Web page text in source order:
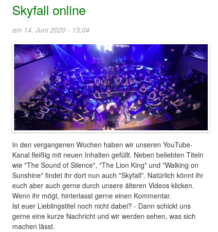
Skyfall online
am 14. Juni 2020 - 13:04
In den vergangenen Wochen haben wir unseren YouTube-
Kanal fleißig mit neuen Inhalten gefüllt. Neben beliebten Titeln
wie "The Sound of Silence", "The Lion King" und "Walking on
Sunshine" findet ihr dort nun auch "Skyfall". Natürlich könnt ihr
euch aber auch gerne durch unsere älteren Videos klicken.
Wenn ihr mögt, hinterlasst gerne einen Kommentar.
Ist euer Lieblingstitel noch nicht dabei? - Dann schickt uns
gerne eine kurze Nachricht und wir werden sehen, was sich
machen lässt.